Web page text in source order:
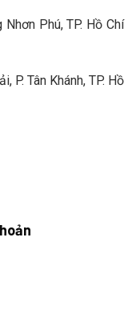
Phú, TP. Hồ Chí
P. Tân Khánh, TP. Hồ